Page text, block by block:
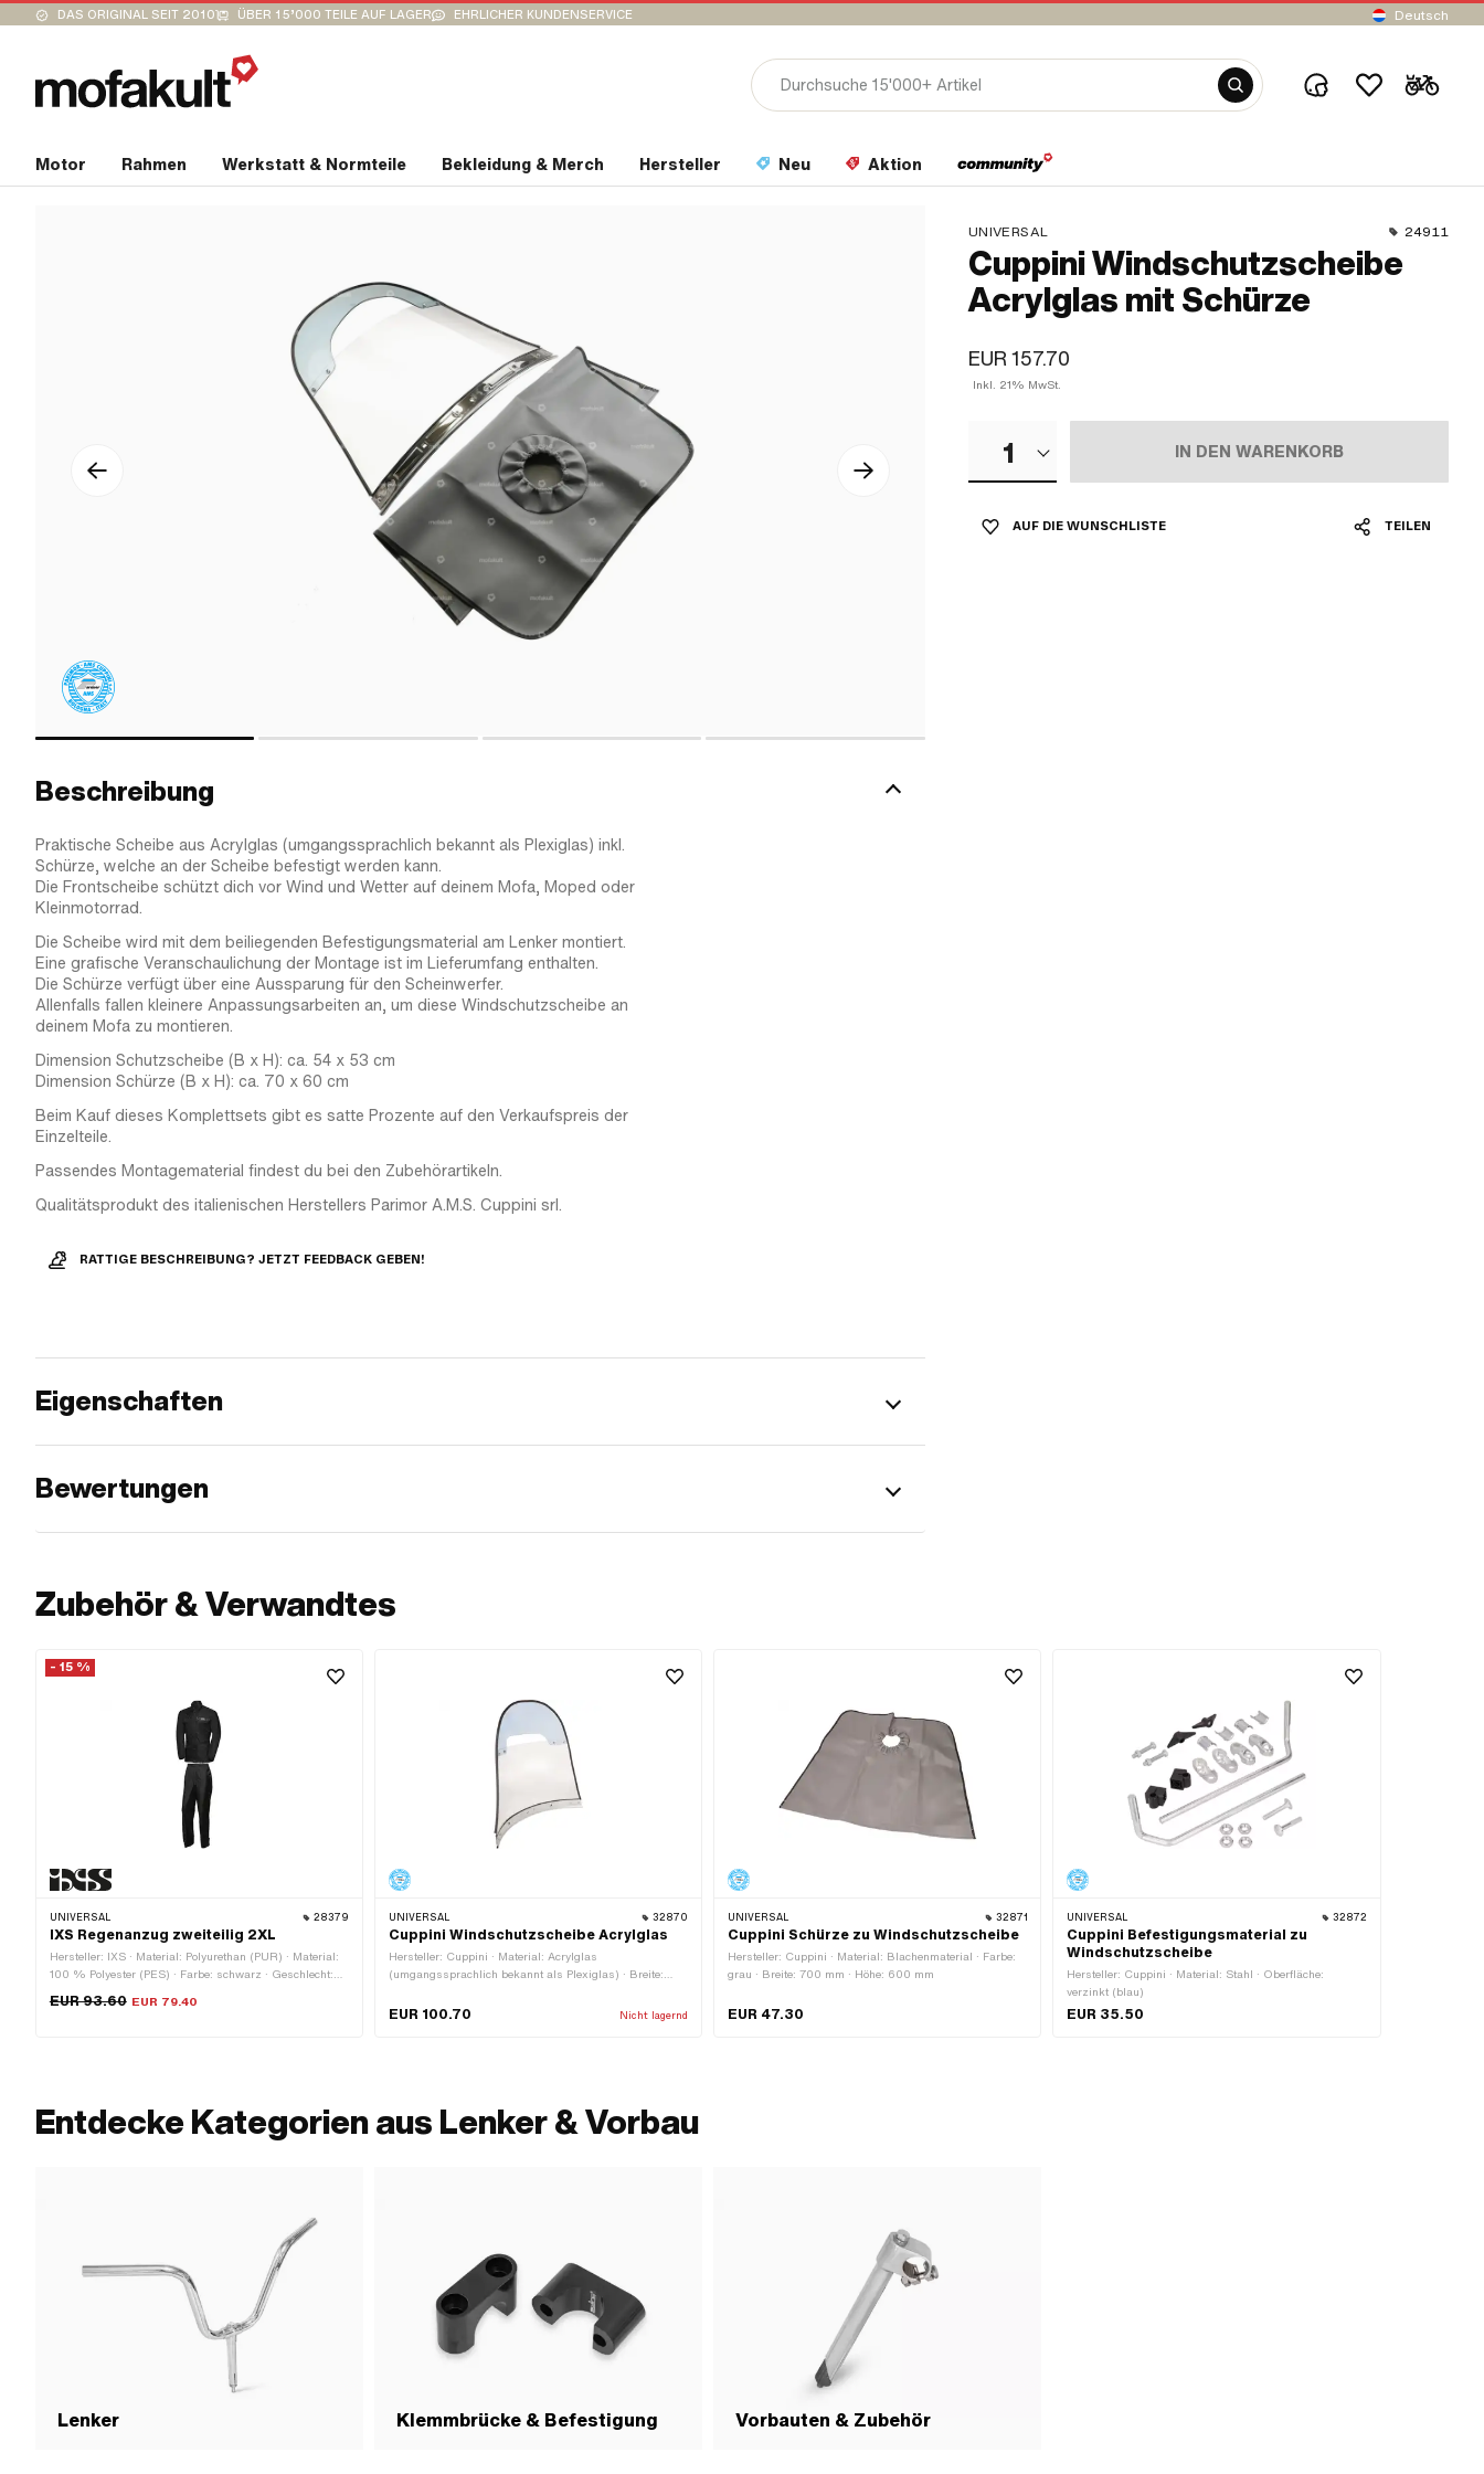
DAS ORIGINAL SEIT 2010 ÜBER 15’000 TEILE AUF LAGER EHRLICHER KUNDENSERVICE Deutsch
Motor Rahmen Werkstatt & Normteile Bekleidung & Merch Hersteller Neu Aktion
UNIVERSAL 24911
Cuppini Windschutzscheibe
Acrylglas mit Schürze
EUR 157.70
Inkl. 21% MwSt.
1 IN DEN WARENKORB
AUF DIE WUNSCHLISTE TEILEN
Beschreibung
Praktische Scheibe aus Acrylglas (umgangssprachlich bekannt als Plexiglas) inkl.
Schürze, welche an der Scheibe befestigt werden kann.
Die Frontscheibe schützt dich vor Wind und Wetter auf deinem Mofa, Moped oder
Kleinmotorrad.
Die Scheibe wird mit dem beiliegenden Befestigungsmaterial am Lenker montiert.
Eine grafische Veranschaulichung der Montage ist im Lieferumfang enthalten.
Die Schürze verfügt über eine Aussparung für den Scheinwerfer.
Allenfalls fallen kleinere Anpassungsarbeiten an, um diese Windschutzscheibe an
deinem Mofa zu montieren.
Dimension Schutzscheibe (B x H): ca. 54 x 53 cm
Dimension Schürze (B x H): ca. 70 x 60 cm
Beim Kauf dieses Komplettsets gibt es satte Prozente auf den Verkaufspreis der
Einzelteile.
Passendes Montagematerial findest du bei den Zubehörartikeln.
Qualitätsprodukt des italienischen Herstellers Parimor A.M.S. Cuppini srl.
RATTIGE BESCHREIBUNG? JETZT FEEDBACK GEBEN!
Eigenschaften
Bewertungen
Zubehör & Verwandtes
- 15 %
UNIVERSAL 28379
IXS Regenanzug zweiteilig 2XL
Hersteller: IXS · Material: Polyurethan (PUR) · Material:
100 % Polyester (PES) · Farbe: schwarz · Geschlecht:
XXL · Innenmaterial: 100 % Polyester (PES)
EUR 93.60 EUR 79.40
UNIVERSAL 32870
Cuppini Windschutzscheibe Acrylglas
Hersteller: Cuppini · Material: Acrylglas
(umgangssprachlich bekannt als Plexiglas) · Breite:
EUR 100.70 Nicht lagernd
UNIVERSAL 32871
Cuppini Schürze zu Windschutzscheibe
Hersteller: Cuppini · Material: Blachenmaterial · Farbe:
grau · Breite: 700 mm · Höhe: 600 mm
EUR 47.30
UNIVERSAL 32872
Cuppini Befestigungsmaterial zu
Windschutzscheibe
Hersteller: Cuppini · Material: Stahl · Oberfläche:
verzinkt (blau)
EUR 35.50
Entdecke Kategorien aus Lenker & Vorbau
Lenker Klemmbrücke & Befestigung Vorbauten & Zubehör